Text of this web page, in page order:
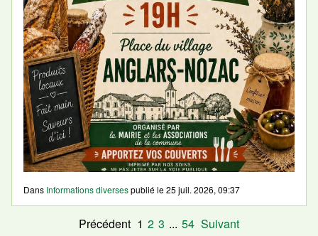
Dans Informations diversespublié le25 juil. 2026, 09:37
Précédent 1 2 3 ... 54 Suivant